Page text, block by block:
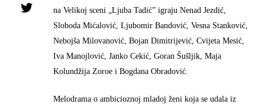
na Velikoj sceni „Ljuba Tadić” igraju Nenad Jezdić,
Sloboda Mićalović, Ljubomir Bandović, Vesna Stanković,
Nebojša Milovanović, Bojan Dimitrijević, Cvijeta Mesić,
Iva Manojlović, Janko Cekić, Goran Šušljik, Maja
Kolundžija Zoroe i Bogdana Obradović.
Melodrama o ambicioznoj mladoj ženi koja se udala iz